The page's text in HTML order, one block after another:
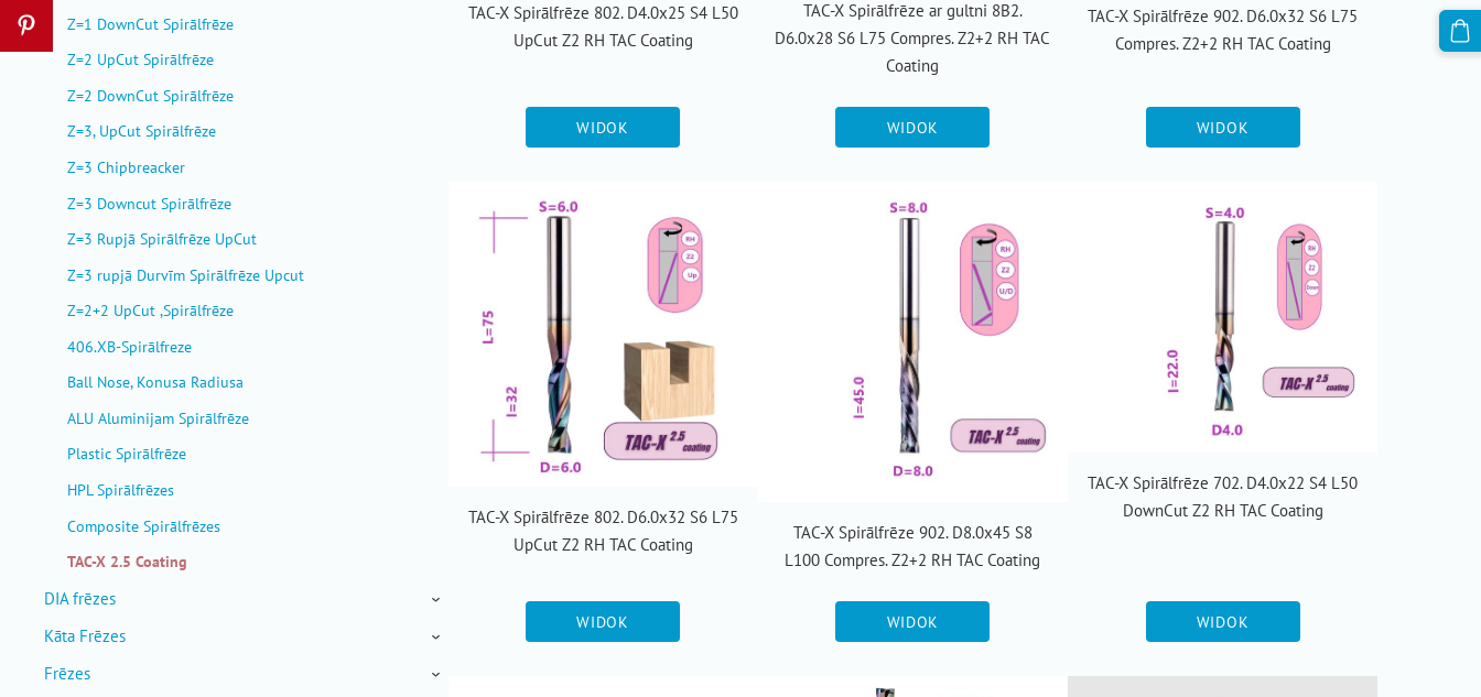
Z=1 DownCut Spirālfrēze
Z=2 UpCut Spirālfrēze
Z=2 DownCut Spirālfrēze
Z=3, UpCut Spirālfrēze
Z=3 Chipbreacker
Z=3 Downcut Spirālfrēze
Z=3 Rupjā Spirālfrēze UpCut
Z=3 rupjā Durvīm Spirālfrēze Upcut
Z=2+2 UpCut ,Spirālfrēze
406.XB-Spirālfreze
Ball Nose, Konusa Radiusa
ALU Aluminijam Spirālfrēze
Plastic Spirālfrēze
HPL Spirālfrēzes
Composite Spirālfrēzes
TAC-X 2.5 Coating
DIA frēzes ›
Kāta Frēzes ›
Frēzes ›
TAC-X Spirālfrēze 802. D4.0x25 S4 L50
UpCut Z2 RH TAC Coating
WIDOK
TAC-X Spirālfrēze ar gultni 8B2.
D6.0x28 S6 L75 Compres. Z2+2 RH TAC
Coating
WIDOK
TAC-X Spirālfrēze 902. D6.0x32 S6 L75
Compres. Z2+2 RH TAC Coating
WIDOK
TAC-X Spirālfrēze 802. D6.0x32 S6 L75
UpCut Z2 RH TAC Coating
WIDOK
TAC-X Spirālfrēze 902. D8.0x45 S8
L100 Compres. Z2+2 RH TAC Coating
WIDOK
TAC-X Spirālfrēze 702. D4.0x22 S4 L50
DownCut Z2 RH TAC Coating
WIDOK